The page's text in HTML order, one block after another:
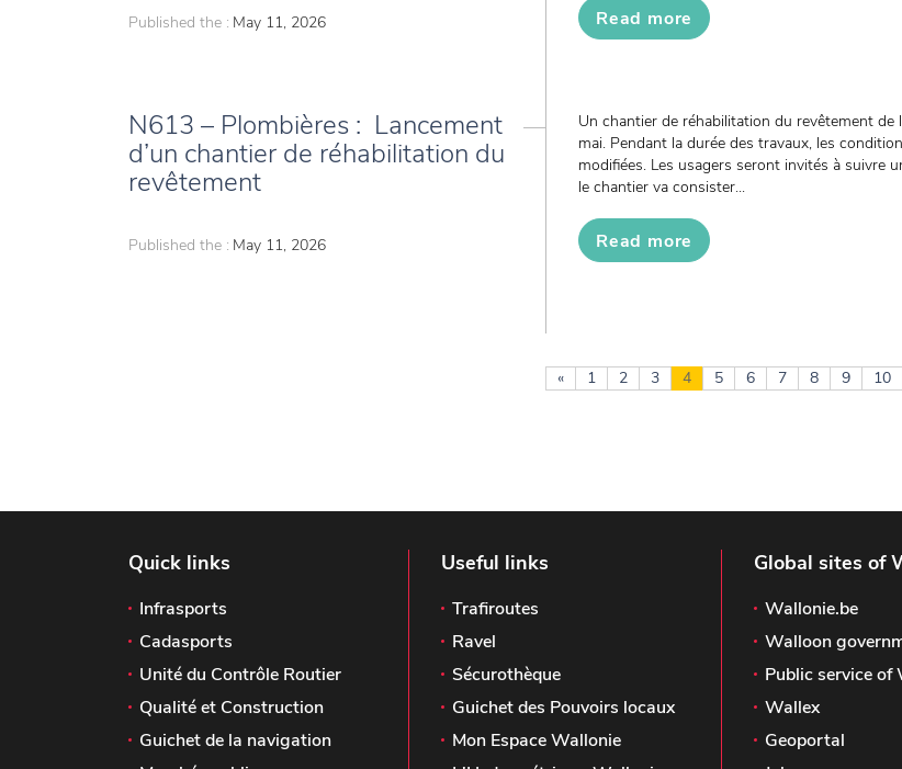
Published the : May 11, 2026 Read more
N613 – Plombières : Lancement
d’un chantier de réhabilitation du
revêtement
Published the : May 11, 2026
Un chantier de réhabilitation du revêtement
mai. Pendant la durée des travaux, les
modifiées. Les usagers seront invités à suivre
le chantier va consister...
Read more
« 1 2 3 4 5 6 7 8 9 10
Quick links
Infrasports
Cadasports
Unité du Contrôle Routier
Qualité et Construction
Guichet de la navigation
Useful links
Trafiroutes
Ravel
Sécurothèque
Guichet des Pouvoirs locaux
Mon Espace Wallonie
Global sites of
Wallonie.be
Walloon
Public service of
Wallex
Geoportal